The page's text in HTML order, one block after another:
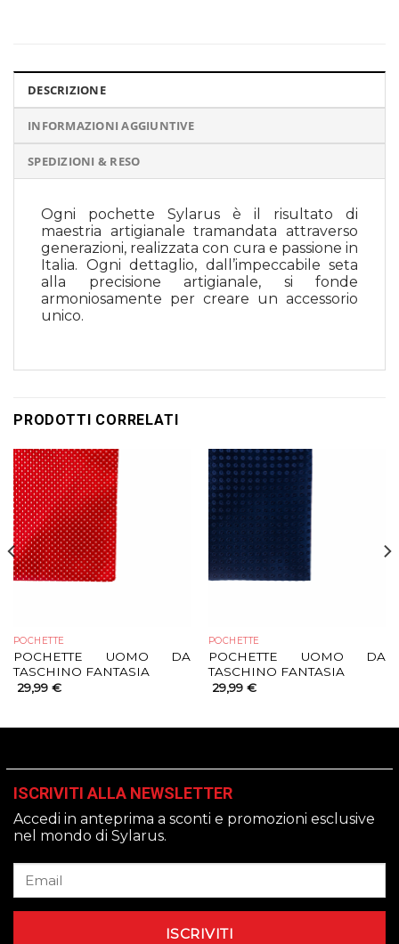
DESCRIZIONE
INFORMAZIONI AGGIUNTIVE
SPEDIZIONI & RESO
Ogni pochette Sylarus è il risultato di
maestria artigianale tramandata attraverso
generazioni, realizzata con cura e passione in
Italia. Ogni dettaglio, dall’impeccabile seta
alla precisione artigianale, si fonde
armoniosamente per creare un accessorio
unico.
PRODOTTI CORRELATI
POCHETTE
POCHETTE UOMO DA
TASCHINO FANTASIA
29,99 €
POCHETTE
POCHETTE UOMO DA
TASCHINO FANTASIA
29,99 €
ISCRIVITI ALLA NEWSLETTER
Accedi in anteprima a sconti e promozioni esclusive
nel mondo di Sylarus.